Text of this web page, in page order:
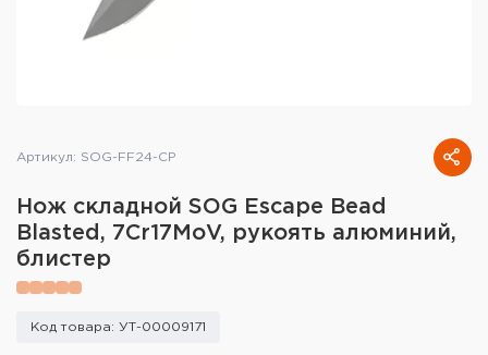
Пневматика
Кобуры и системы ношения
снаряжения
Артикул: SOG-FF24-CP
Нож складной SOG Escape Bead
Blasted, 7Cr17MoV, рукоять алюминий,
блистер
Код товара: УТ-00009171